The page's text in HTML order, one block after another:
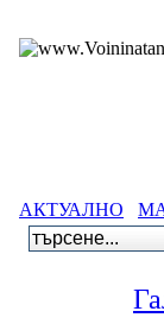
АКТУАЛНО